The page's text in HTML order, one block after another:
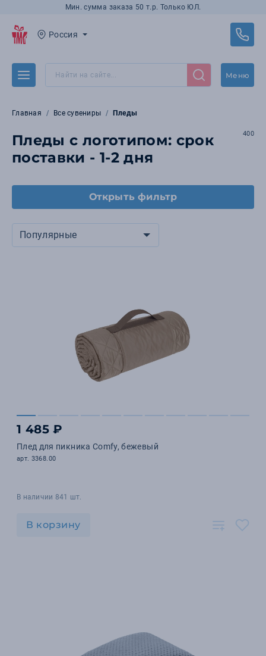
Мин. сумма заказа 50 т.р. Только ЮЛ.
Россия
Меню
Главная Все сувениры Пледы
Пледы с логотипом: срок
поставки - 1-2 дня
400
Открыть фильтр
Популярные
1 485 ₽
Плед для пикника Comfy, бежевый
арт. 3368.00
В наличии 841 шт.
В корзину